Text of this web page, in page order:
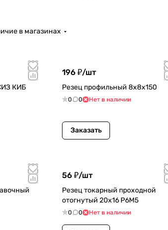
в магазинах
КИБ
196 ₽/шт
Резец профильный 8х8х150
0 0 Нет в наличии
Заказать
56 ₽/шт
Резец токарный проходной
отогнутый 20х16 Р6М5
0 0 Нет в наличии